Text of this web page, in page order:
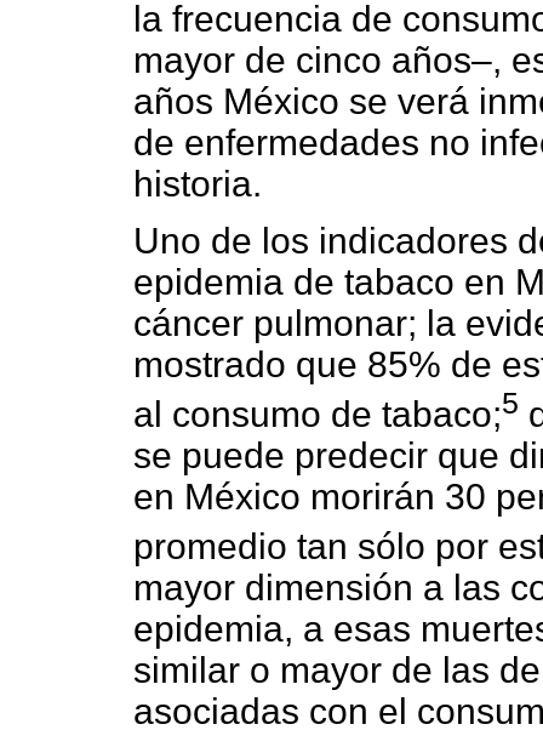
la frecuencia de
mayor de cinco años–,
años México se verá
de enfermedades no
historia.
Uno de los indicadores
epidemia de tabaco en
cáncer pulmonar; la
mostrado que 85% de
al consumo de tabaco;5
se puede predecir que
en México morirán 30
promedio tan sólo por
mayor dimensión a las
epidemia, a esas
similar o mayor de las
asociadas con el